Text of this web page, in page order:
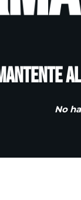
No